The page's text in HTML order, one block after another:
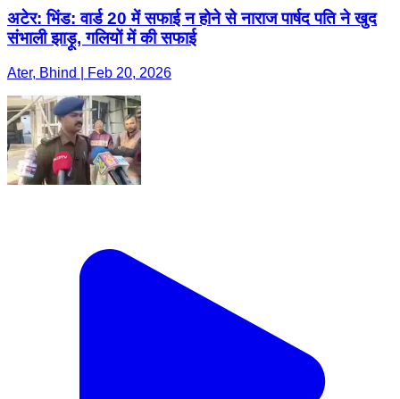
अटेर: भिंड: वार्ड 20 में सफाई न होने से नाराज पार्षद पति ने खुद
संभाली झाड़ू, गलियों में की सफाई
Ater, Bhind | Feb 20, 2026